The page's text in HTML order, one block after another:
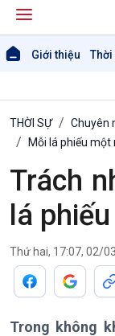
Giới thiệu
THỜI SỰ
Chuyên
Mỗi lá phiếu
Trách
lá phiếu
Thứ hai, 17:07, 02/
Trong không